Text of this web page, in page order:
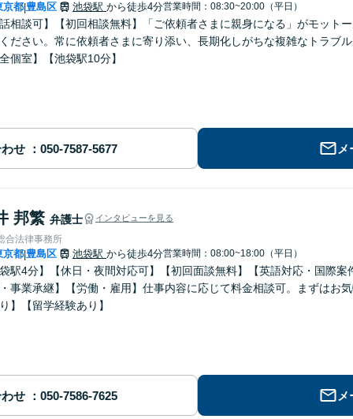
京都|豊島区 池袋駅 から徒歩4分営業時間：08:30~20:00（平日）
話相談可】【初回相談無料】「ご依頼者さまに親身になる」がモット
ださい。常に依頼者さまに寄り添い、長期化しがちな複雑なトラブ
全個室】【池袋駅10分】
せ
邦繁 弁護士 インタビューを見る
合法律事務所
京都|豊島区 池袋駅 から徒歩4分営業時間：08:00~18:00（平日）
袋駅4分】【休日・夜間対応可】【初回面談無料】【英語対応・国際
事業承継】【労働・雇用】仕事内容に応じて料金相談可。まずはお
】【留学経験あり】
せ